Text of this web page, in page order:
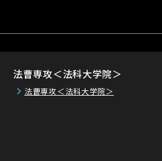
法曹専攻＜法科大学院＞
法曹専攻＜法科大学院＞